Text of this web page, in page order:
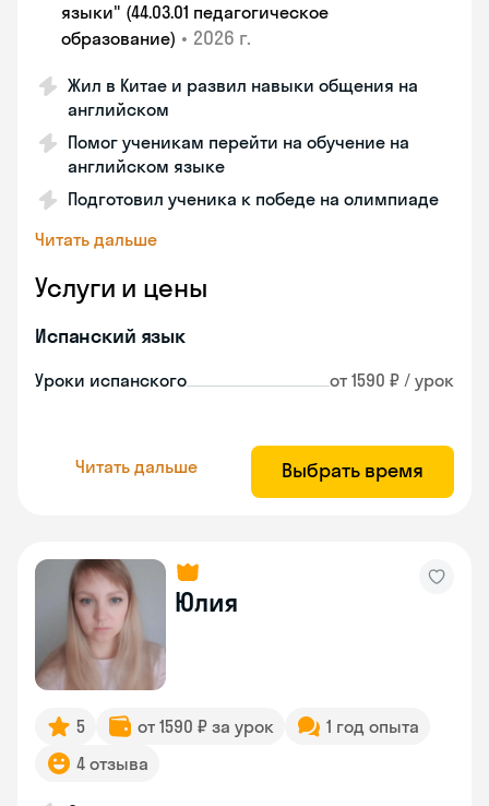
языки" (44.03.01 педагогическое
образование) • 2026 г.
Жил в Китае и развил навыки общения на
английском
Помог ученикам перейти на обучение на
английском языке
Подготовил ученика к победе на олимпиаде
Читать дальше
Услуги и цены
Испанский язык
Уроки испанского от 1590 ₽ / урок
Читать дальше Выбрать время
Юлия
5 от 1590 ₽ за урок
1 год опыта
4 отзыва